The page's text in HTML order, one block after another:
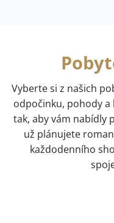
Vyberte si z našich
odpočinku, pohody
tak, aby vám
už plánujete
každodenního